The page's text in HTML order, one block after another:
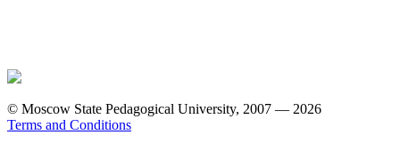
© Moscow State Pedagogical University, 2007 — 2026
Terms and Conditions